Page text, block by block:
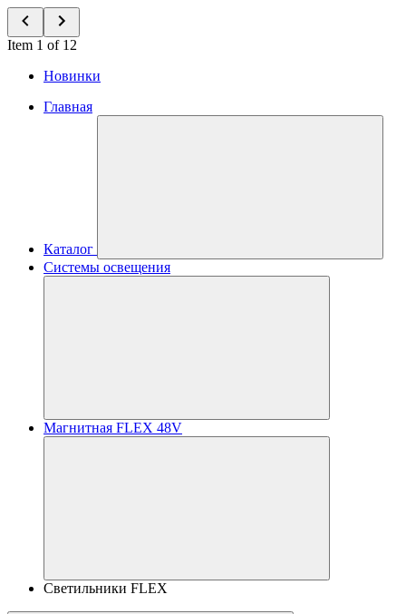
Item 1 of 12
Новинки
Главная
Каталог
Системы освещения
Магнитная FLEX 48V
Светильники FLEX